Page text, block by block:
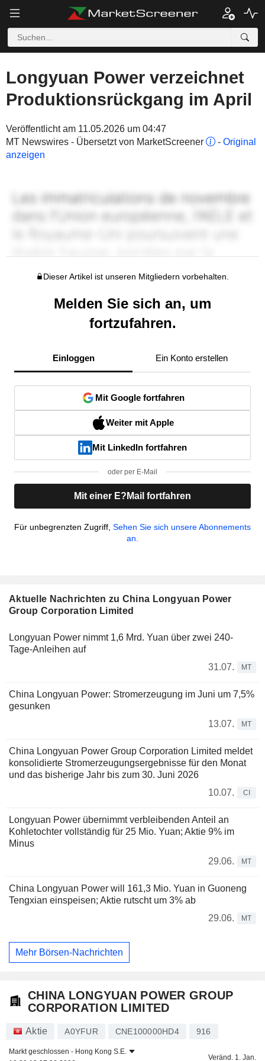
Longyuan Power verzeichnet
Produktionsrückgang im April
Veröffentlicht am 11.05.2026 um 04:47
MT Newswires - Übersetzt von MarketScreener
- Original
anzeigen
Dieser Artikel ist unseren Mitgliedern vorbehalten.
Melden Sie sich an, um
fortzufahren.
Einloggen Ein Konto erstellen
Mit Google fortfahren
Weiter mit Apple
Mit LinkedIn fortfahren
oder per E-Mail
Mit einer E?Mail fortfahren
Für unbegrenzten Zugriff, Sehen Sie sich unsere Abonnements
an.
Aktuelle Nachrichten zu China Longyuan Power
Group Corporation Limited
Longyuan Power nimmt 1,6 Mrd. Yuan über zwei 240-
Tage-Anleihen auf
31.07.
MT
China Longyuan Power: Stromerzeugung im Juni um 7,5%
gesunken
13.07.
MT
China Longyuan Power Group Corporation Limited meldet
konsolidierte Stromerzeugungsergebnisse für den Monat
und das bisherige Jahr bis zum 30. Juni 2026
10.07.
CI
Longyuan Power übernimmt verbleibenden Anteil an
Kohletochter vollständig für 25 Mio. Yuan; Aktie 9% im
Minus
29.06.
MT
China Longyuan Power will 161,3 Mio. Yuan in Guoneng
Tengxian einspeisen; Aktie rutscht um 3% ab
29.06.
MT
Mehr Börsen-Nachrichten
CHINA LONGYUAN POWER GROUP
CORPORATION LIMITED
Aktie A0YFUR CNE100000HD4 916
Markt geschlossen - Hong Kong S.E.
Veränd. 1. Jan.